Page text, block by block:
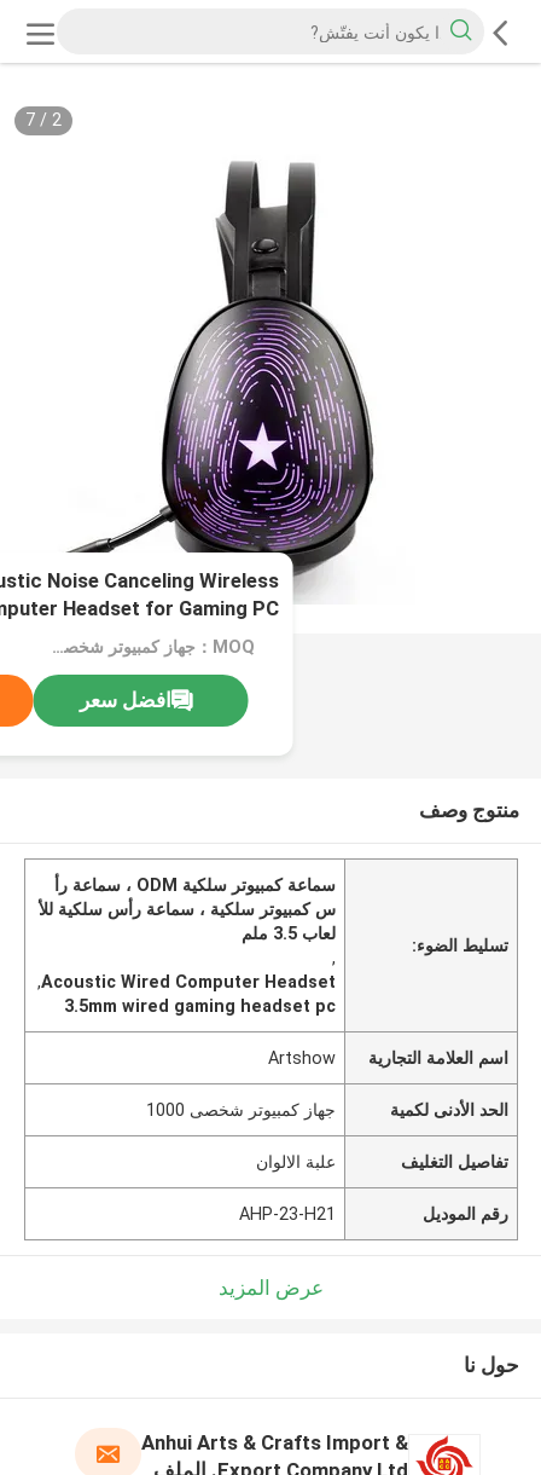
2
/
7
Noise Canceling Wireless
Headset for Gaming PC
MOQ：جهاز كمبيوتر شخصى 1000
افضل سعر
منتوج وصف
تسليط الضوء:
سماعة كمبيوتر سلكية ODM ، سماعة رأ
س كمبيوتر سلكية ، سماعة رأس سلكية للأ
لعاب 3.5 ملم
,
Acoustic Wired Computer Headset
,
3.5mm wired gaming headset pc
اسم العلامة التجارية Artshow
الحد الأدنى لكمية جهاز كمبيوتر شخصى 1000
تفاصيل التغليف علبة الالوان
رقم الموديل AHP-23-H21
عرض المزيد
حول نا
Anhui Arts & Crafts Import &